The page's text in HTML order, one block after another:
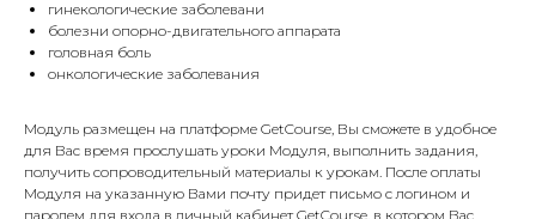
гинекологические заболевани
болезни опорно-двигательного аппарата
головная боль
онкологические заболевания
Модуль размещен на платформе GetCourse, Вы сможете в удобное
для Вас время прослушать уроки Модуля, выполнить задания,
получить сопроводительный материалы к урокам. После оплаты
Модуля на указанную Вами почту придет письмо с логином и
паролем для входа в личный кабинет GetCourse, в котором Вас